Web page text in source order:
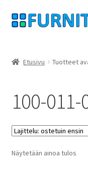
Siirry
navigointiin
Siirry
sisältöön
yksityisyyttä
peruuttamisoikeus
Ottaa yhteyttä
Etusivu Tuotteet
100-011-
Näytetään ainoa tulos